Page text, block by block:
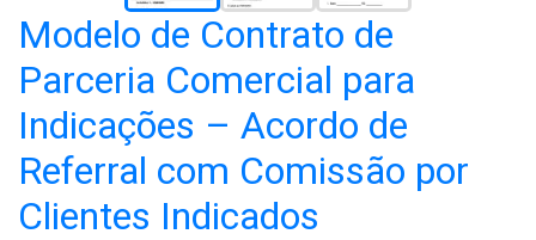
Modelo de Contrato de
Parceria Comercial para
Indicações – Acordo de
Referral com Comissão por
Clientes Indicados